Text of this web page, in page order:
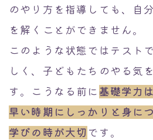
のやり方を指導しても、自
を解くことができません。
このような状態ではテスト
しく、子どもたちのやる気
す。こうなる前に基礎学力
早い時期にしっかりと身に
学びの時が大切 です。